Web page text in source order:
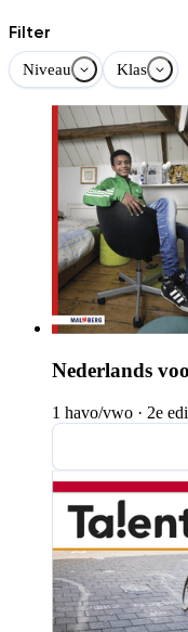
Filter
Niveau Klas
Nederlands
1 havo/vwo · 2e